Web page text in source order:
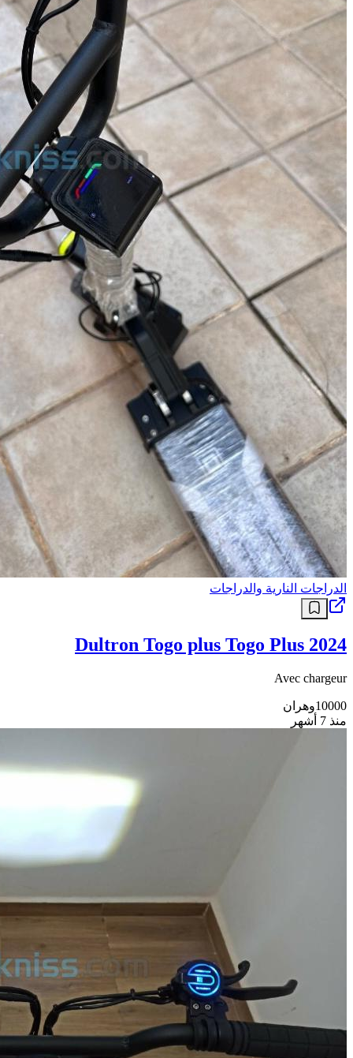
الدراجات النارية والدراجات
Dultron Togo plus Togo Plus 2024
Avec chargeur
10000وهران
منذ 7 أشهر